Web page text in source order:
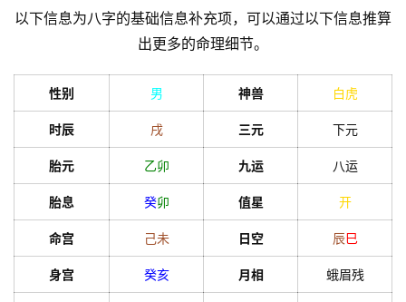
以下信息为八字的基础信息补充项，可以通过以下信息推算
出更多的命理细节。
性别 男 神兽 白虎
时辰 戌 三元 下元
胎元 乙卯 九运 八运
胎息 癸卯 值星 开
命宫 己未 日空 辰巳
身宫 癸亥 月相 蛾眉残